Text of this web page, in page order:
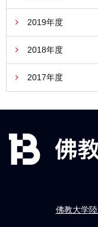
2019年度
2018年度
2017年度
佛教大学